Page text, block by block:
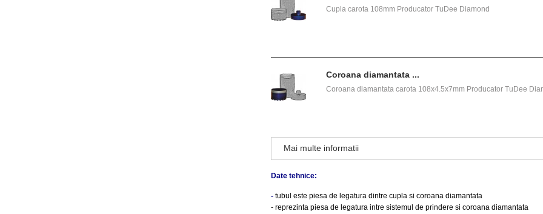
Cupla carota 108mm Producator TuDee Diamond
Coroana diamantata ...
Coroana diamantata carota 108x4.5x7mm Producator TuDee
Mai multe informatii
Date tehnice:
- tubul este piesa de legatura dintre cupla si coroana diamantata
- reprezinta piesa de legatura intre sistemul de prindere si coroana diamantata